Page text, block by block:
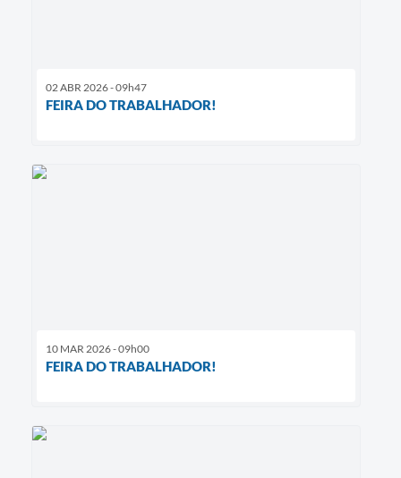
02 ABR 2026 - 09h47
FEIRA DO TRABALHADOR!
10 MAR 2026 - 09h00
FEIRA DO TRABALHADOR!